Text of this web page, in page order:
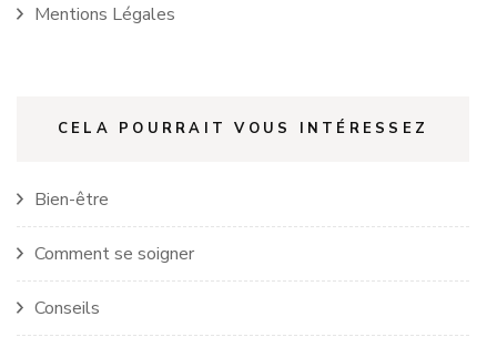
Mentions Légales
CELA POURRAIT VOUS INTÉRESSEZ
Bien-être
Comment se soigner
Conseils